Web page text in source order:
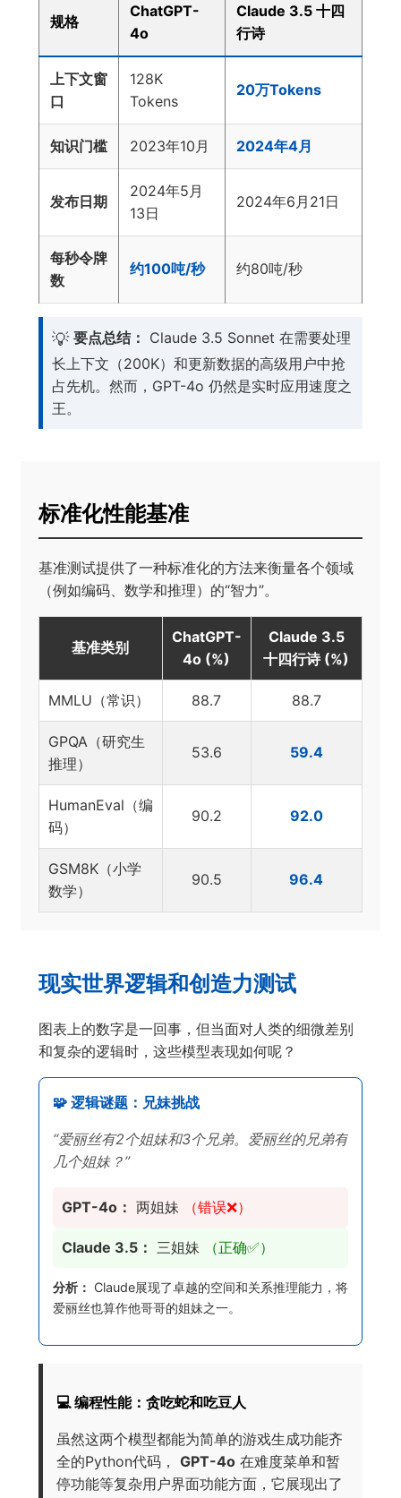
规格
ChatGPT-
4o
Claude 3.5 十四
行诗
上下文窗
口
128K
Tokens
20万Tokens
知识门槛 2023年10月 2024年4月
发布日期
2024年5月
13日
2024年6月21日
每秒令牌
数
约100吨/秒 约80吨/秒
💡 要点总结： Claude 3.5 Sonnet 在需要处理
长上下文（200K）和更新数据的高级用户中抢
占先机。然而，GPT-4o 仍然是实时应用速度之
王。
标准化性能基准
基准测试提供了一种标准化的方法来衡量各个领域
（例如编码、数学和推理）的“智力”。
基准类别
ChatGPT-
4o (%)
Claude 3.5
十四行诗 (%)
MMLU（常识） 88.7 88.7
GPQA（研究生
推理）
53.6 59.4
HumanEval（编
码）
90.2 92.0
GSM8K（小学
数学）
90.5 96.4
现实世界逻辑和创造力测试
图表上的数字是一回事，但当面对人类的细微差别
和复杂的逻辑时，这些模型表现如何呢？
🧩 逻辑谜题：兄妹挑战
“爱丽丝有2个姐妹和3个兄弟。爱丽丝的兄弟有
几个姐妹？”
GPT-4o： 两姐妹 （错误❌）
Claude 3.5： 三姐妹 （正确✅）
分析： Claude展现了卓越的空间和关系推理能力，将
爱丽丝也算作他哥哥的姐妹之一。
💻 编程性能：贪吃蛇和吃豆人
虽然这两个模型都能为简单的游戏生成功能齐
全的Python代码， GPT-4o在难度菜单和暂
停功能等复杂用户界面功能方面，它展现出了